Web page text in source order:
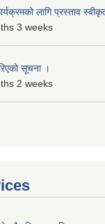
लागि प्रस्ताव
3 weeks
सूचना ।
2 weeks